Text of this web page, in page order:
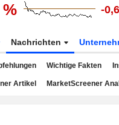
-
Nachrichten
Wichtige Fakten
Artikel MarketScreener